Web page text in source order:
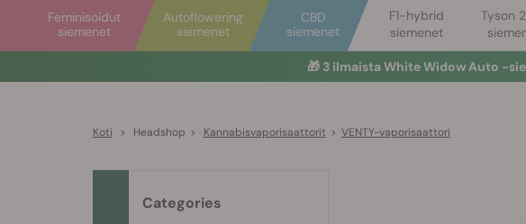
Autoflowering
siemenet
Feminisoidut
siemenet
CBD
siemenet
F1-hybrid
siemenet
Tyson
🎁 3 ilmaista White Widow Auto -
Koti > Headshop > Kannabisvaporisaattorit > VENTY-vaporisaattori
Categories